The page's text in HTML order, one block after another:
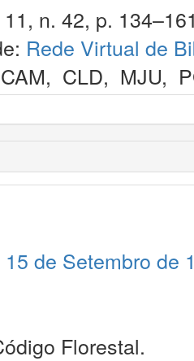
n. 42, p.
Rede Virtual de
CAM, CLD, MJU,
15 de Setembro de
Florestal.